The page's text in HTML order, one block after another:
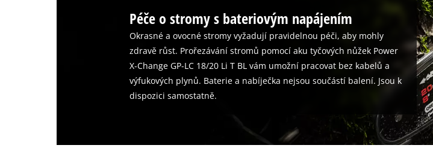
Péče o stromy s bateriovým napájením
Okrasné a ovocné stromy vyžadují pravidelnou péči, aby mohly
zdravě růst. Prořezávání stromů pomocí aku tyčových nůžek Power
X‑Change GP-LC 18/20 Li T BL vám umožní pracovat bez kabelů a
výfukových plynů. Baterie a nabíječka nejsou součástí balení. Jsou k
dispozici samostatně.